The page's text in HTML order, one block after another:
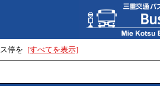
停を [すべてを表示]